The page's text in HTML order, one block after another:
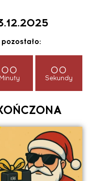
00
Minuty
00
Sekundy